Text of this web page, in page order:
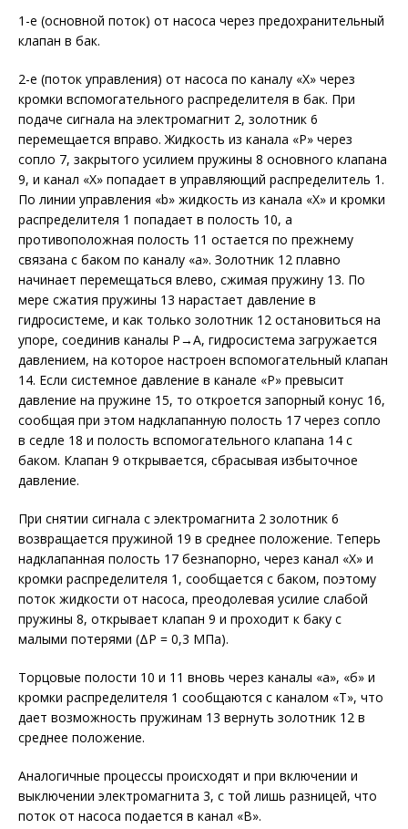
1-е (основной поток) от насоса через предохранительный
клапан в бак.
2-е (поток управления) от насоса по каналу «Х» через
кромки вспомогательного распределителя в бак. При
подаче сигнала на электромагнит 2, золотник 6
перемещается вправо. Жидкость из канала «Р» через
сопло 7, закрытого усилием пружины 8 основного клапана
9, и канал «Х» попадает в управляющий распределитель 1.
По линии управления «b» жидкость из канала «Х» и кромки
распределителя 1 попадает в полость 10, а
противоположная полость 11 остается по прежнему
связана с баком по каналу «а». Золотник 12 плавно
начинает перемещаться влево, сжимая пружину 13. По
мере сжатия пружины 13 нарастает давление в
гидросистеме, и как только золотник 12 остановиться на
упоре, соединив каналы Р→А, гидросистема загружается
давлением, на которое настроен вспомогательный клапан
14. Если системное давление в канале «Р» превысит
давление на пружине 15, то откроется запорный конус 16,
сообщая при этом надклапанную полость 17 через сопло
в седле 18 и полость вспомогательного клапана 14 с
баком. Клапан 9 открывается, сбрасывая избыточное
давление.
При снятии сигнала с электромагнита 2 золотник 6
возвращается пружиной 19 в среднее положение. Теперь
надклапанная полость 17 безнапорно, через канал «Х» и
кромки распределителя 1, сообщается с баком, поэтому
поток жидкости от насоса, преодолевая усилие слабой
пружины 8, открывает клапан 9 и проходит к баку с
малыми потерями (ΔР = 0,3 МПа).
Торцовые полости 10 и 11 вновь через каналы «а», «б» и
кромки распределителя 1 сообщаются с каналом «Т», что
дает возможность пружинам 13 вернуть золотник 12 в
среднее положение.
Аналогичные процессы происходят и при включении и
выключении электромагнита 3, с той лишь разницей, что
поток от насоса подается в канал «В».